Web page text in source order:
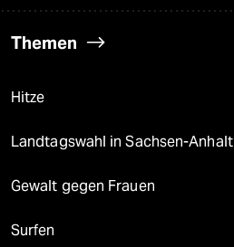
Themen
Hitze
Landtagswahl in Sachsen-Anhalt
Gewalt gegen Frauen
Surfen